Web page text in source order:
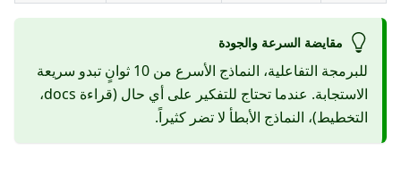
مقايضة السرعة والجودة
للبرمجة التفاعلية، النماذج الأسرع من 10 ثوانٍ تبدو سريعة
الاستجابة. عندما تحتاج للتفكير على أي حال (قراءة docs،
التخطيط)، النماذج الأبطأ لا تضر كثيراً.